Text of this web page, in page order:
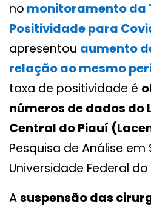
no monitoramento da
Positividade para
apresentou aumento
relação ao mesmo
taxa de positividade é
números de dados do
Central do Piauí
Pesquisa de Análise em
Universidade Federal do
Asuspensão das